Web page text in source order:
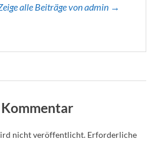
alle Beiträge von admin →
nicht veröffentlicht. Erforderliche